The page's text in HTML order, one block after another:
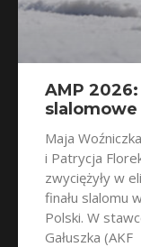
AMP
Maja
i Patrycja
zwyciężyły w
finału slalomu
Polski. W
Gałuszka (AKF